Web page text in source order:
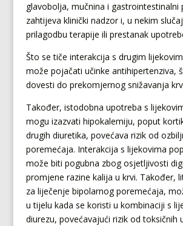
glavobolja, mučnina i gastrointestinalni
zahtijeva klinički nadzor i, u nekim
prilagodbu terapije ili prestanak
Što se tiče interakcija s drugim
može pojačati učinke antihipertenziva,
dovesti do prekomjernog snižavanja
Također, istodobna upotreba s
mogu izazvati hipokalemiju, poput
drugih diuretika, povećava rizik od
poremećaja. Interakcija s lijekovima
može biti pogubna zbog osjetljivosti
promjene razine kalija u krvi. Također,
za liječenje bipolarnog poremećaja,
u tijelu kada se koristi u kombinaciji s
diurezu, povećavajući rizik od toksičnih